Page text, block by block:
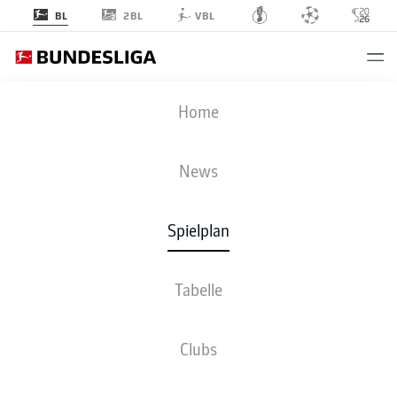
BL 2BL VBL
Home
News
Spielplan
Tabelle
Clubs
KOE
1 3
AUFSTELLUNGEN